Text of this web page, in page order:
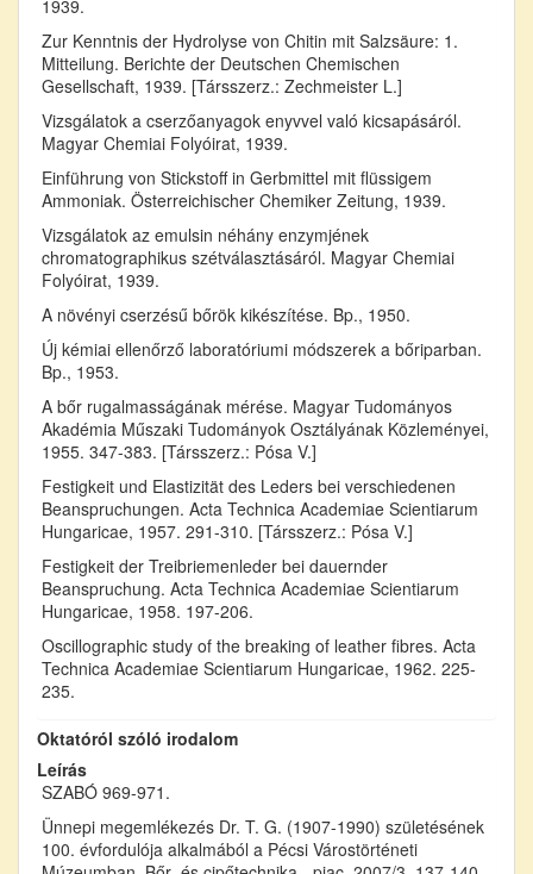
1939.
Zur Kenntnis der Hydrolyse von Chitin mit Salzsäure: 1.
Mitteilung. Berichte der Deutschen Chemischen
Gesellschaft, 1939. [Társszerz.: Zechmeister L.]
Vizsgálatok a cserzőanyagok enyvvel való kicsapásáról.
Magyar Chemiai Folyóirat, 1939.
Einführung von Stickstoff in Gerbmittel mit flüssigem
Ammoniak. Österreichischer Chemiker Zeitung, 1939.
Vizsgálatok az emulsin néhány enzymjének
chromatographikus szétválasztásáról. Magyar Chemiai
Folyóirat, 1939.
A növényi cserzésű bőrök kikészítése. Bp., 1950.
Új kémiai ellenőrző laboratóriumi módszerek a bőriparban.
Bp., 1953.
A bőr rugalmasságának mérése. Magyar Tudományos
Akadémia Műszaki Tudományok Osztályának Közleményei,
1955. 347-383. [Társszerz.: Pósa V.]
Festigkeit und Elastizität des Leders bei verschiedenen
Beanspruchungen. Acta Technica Academiae Scientiarum
Hungaricae, 1957. 291-310. [Társszerz.: Pósa V.]
Festigkeit der Treibriemenleder bei dauernder
Beanspruchung. Acta Technica Academiae Scientiarum
Hungaricae, 1958. 197-206.
Oscillographic study of the breaking of leather fibres. Acta
Technica Academiae Scientiarum Hungaricae, 1962. 225-
235.
Oktatóról szóló irodalom
Leírás
SZABÓ 969-971.
Ünnepi megemlékezés Dr. T. G. (1907-1990) születésének
100. évfordulója alkalmából a Pécsi Várostörténeti